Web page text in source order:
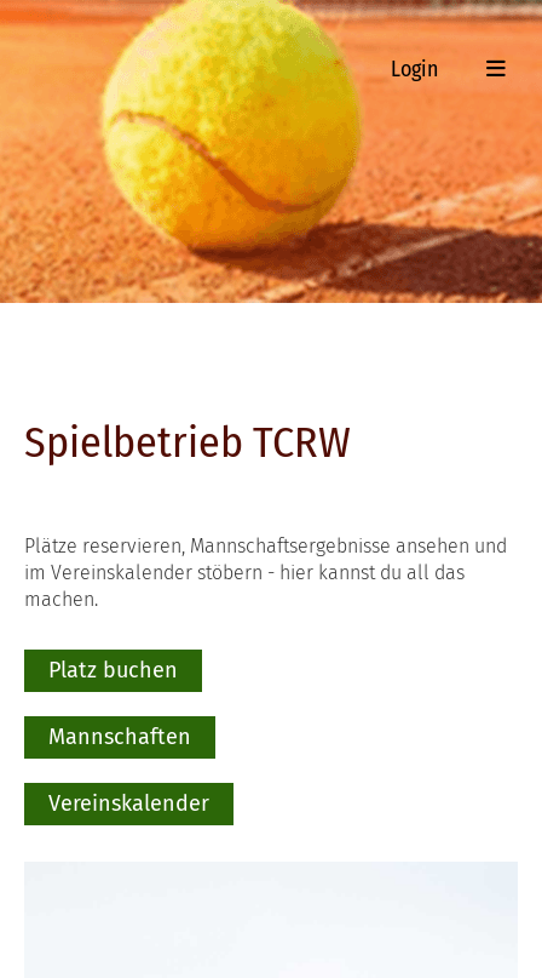
Login
Spielbetrieb TCRW
Plätze reservieren, Mannschaftsergebnisse ansehen und
im Vereinskalender stöbern - hier kannst du all das
machen.
Platz buchen
Mannschaften
Vereinskalender